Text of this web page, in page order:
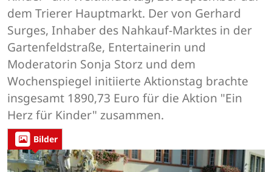
dem Trierer Hauptmarkt. Der von Gerhard
Surges, Inhaber des Nahkauf-Marktes in der
Gartenfeldstraße, Entertainerin und
Moderatorin Sonja Storz und dem
Wochenspiegel initiierte Aktionstag brachte
insgesamt 1890,73 Euro für die Aktion "Ein
Herz für Kinder" zusammen.
Bilder